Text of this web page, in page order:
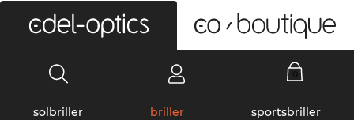
solbriller briller sportsbriller